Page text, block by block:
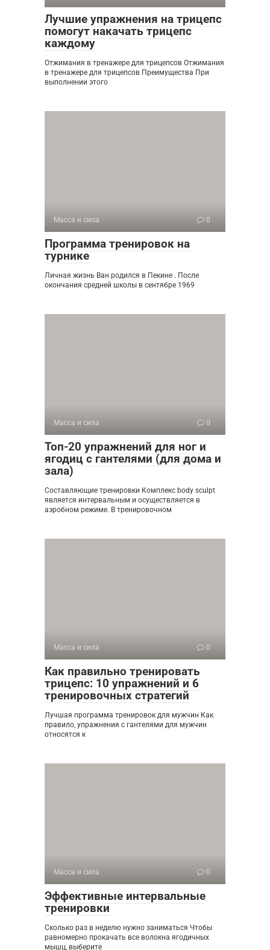
Лучшие упражнения на трицепс
помогут накачать трицепс
каждому
Отжимания в тренажере для трицепсов Отжимания
в тренажере для трицепсов Преимущества При
выполнении этого
Масса и сила 0
Программа тренировок на
турнике
Личная жизнь Ван родился в Пекине . После
окончания средней школы в сентябре 1969
Масса и сила 0
Топ-20 упражнений для ног и
ягодиц с гантелями (для дома и
зала)
Составляющие тренировки Комплекс body sculpt
является интервальным и осуществляется в
аэробном режиме. В тренировочном
Масса и сила 0
Как правильно тренировать
трицепс: 10 упражнений и 6
тренировочных стратегий
Лучшая программа тренировок для мужчин Как
правило, упражнения с гантелями для мужчин
относятся к
Масса и сила 0
Эффективные интервальные
тренировки
Сколько раз в неделю нужно заниматься Чтобы
равномерно прокачать все волокна ягодичных
мышц, выберите